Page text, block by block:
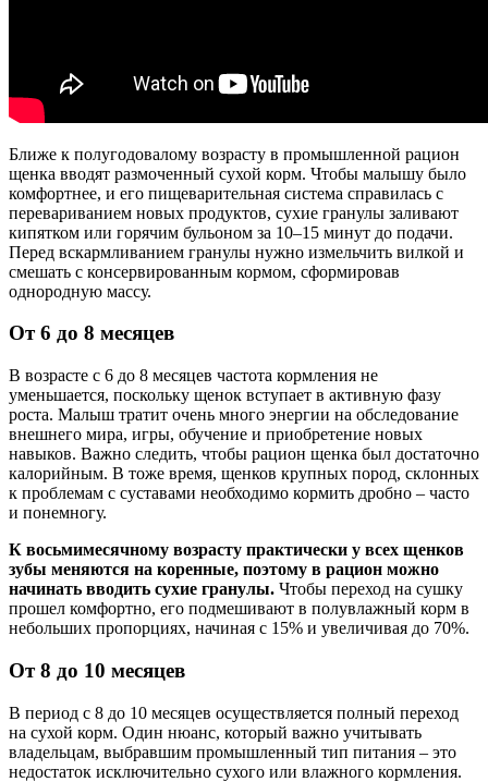
Ближе к полугодовалому возрасту в промышленной рацион
щенка вводят размоченный сухой корм. Чтобы малышу было
комфортнее, и его пищеварительная система справилась с
перевариванием новых продуктов, сухие гранулы заливают
кипятком или горячим бульоном за 10–15 минут до подачи.
Перед вскармливанием гранулы нужно измельчить вилкой и
смешать с консервированным кормом, сформировав
однородную массу.
От 6 до 8 месяцев
В возрасте с 6 до 8 месяцев частота кормления не
уменьшается, поскольку щенок вступает в активную фазу
роста. Малыш тратит очень много энергии на обследование
внешнего мира, игры, обучение и приобретение новых
навыков. Важно следить, чтобы рацион щенка был достаточно
калорийным. В тоже время, щенков крупных пород, склонных
к проблемам с суставами необходимо кормить дробно – часто
и понемногу.
К восьмимесячному возрасту практически у всех щенков
зубы меняются на коренные, поэтому в рацион можно
начинать вводить сухие гранулы. Чтобы переход на сушку
прошел комфортно, его подмешивают в полувлажный корм в
небольших пропорциях, начиная с 15% и увеличивая до 70%.
От 8 до 10 месяцев
В период с 8 до 10 месяцев осуществляется полный переход
на сухой корм. Один нюанс, который важно учитывать
владельцам, выбравшим промышленный тип питания – это
недостаток исключительно сухого или влажного кормления.